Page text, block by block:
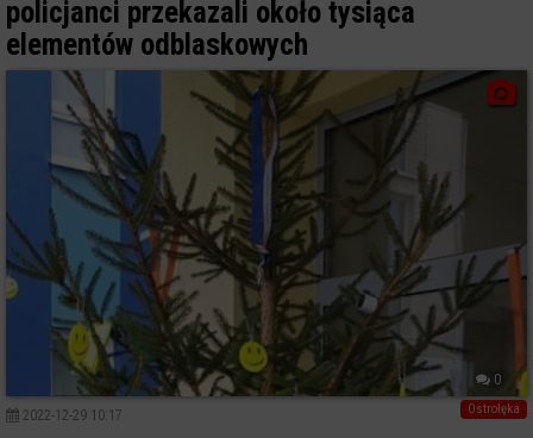
policjanci przekazali około tysiąca
elementów odblaskowych
0
Ostrołęka
2022-12-29 10:17